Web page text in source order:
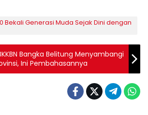
Bekali Generasi Muda Sejak Dini dengan
Bangka Belitung Menyambangi
Ini Pembahasannya